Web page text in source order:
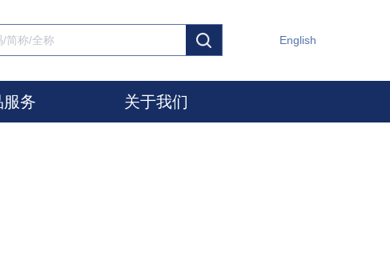
English
服务 关于我们